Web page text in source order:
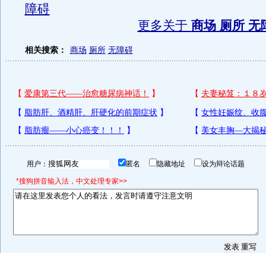
障碍
更多关于 商场 厕所 无
相关搜索： 商场 厕所 无障碍
用户： 匿名 隐藏地址 设为辩论话题
*搜狗拼音输入法，中文处理专家>>